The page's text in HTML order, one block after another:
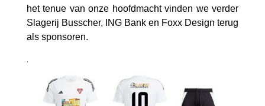
het tenue van onze hoofdmacht vinden we verder
Slagerij Busscher, ING Bank en Foxx Design terug
als sponsoren.
.